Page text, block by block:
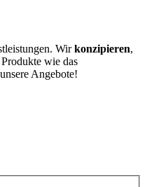
Wirkonzipieren,
wie das
Angebote!